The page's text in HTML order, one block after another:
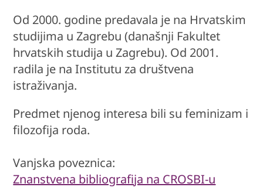
Od 2000. godine predavala je na Hrvatskim
studijima u Zagrebu (današnji Fakultet
hrvatskih studija u Zagrebu). Od 2001.
radila je na Institutu za društvena
istraživanja.
Predmet njenog interesa bili su feminizam i
filozofija roda.
Vanjska poveznica:
Znanstvena bibliografija na CROSBI-u